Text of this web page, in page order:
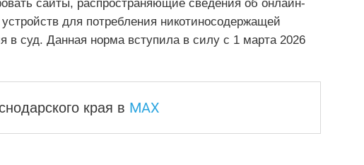
сайты, распространяющие сведения об онлайн-
для потребления никотиносодержащей
в суд. Данная норма вступила в силу с 1 марта 2026
края в MAX